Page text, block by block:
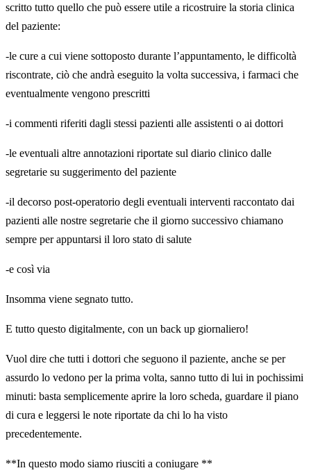
scritto tutto quello che può essere utile a ricostruire la storia clinica
del paziente:
-le cure a cui viene sottoposto durante l’appuntamento, le difficoltà
riscontrate, ciò che andrà eseguito la volta successiva, i farmaci che
eventualmente vengono prescritti
-i commenti riferiti dagli stessi pazienti alle assistenti o ai dottori
-le eventuali altre annotazioni riportate sul diario clinico dalle
segretarie su suggerimento del paziente
-il decorso post-operatorio degli eventuali interventi raccontato dai
pazienti alle nostre segretarie che il giorno successivo chiamano
sempre per appuntarsi il loro stato di salute
-e così via
Insomma viene segnato tutto.
E tutto questo digitalmente, con un back up giornaliero!
Vuol dire che tutti i dottori che seguono il paziente, anche se per
assurdo lo vedono per la prima volta, sanno tutto di lui in pochissimi
minuti: basta semplicemente aprire la loro scheda, guardare il piano
di cura e leggersi le note riportate da chi lo ha visto
precedentemente.
**In questo modo siamo riusciti a coniugare **